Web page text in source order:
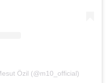
Özil (@m10_official)